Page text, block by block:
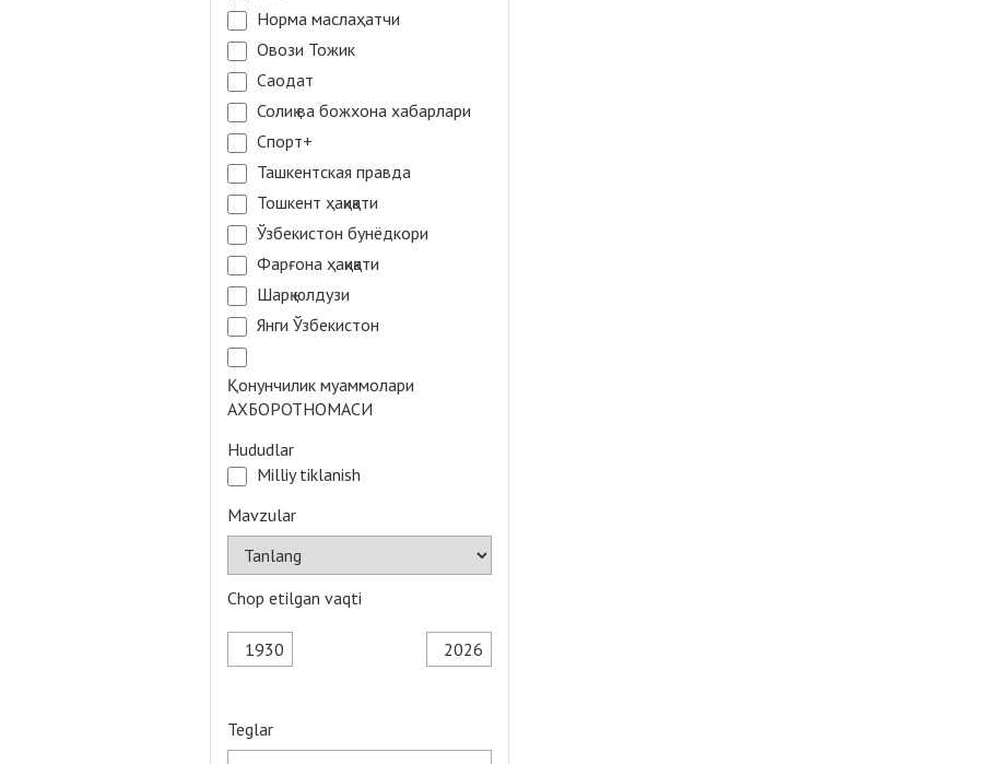
Норма маслаҳатчи
Овози Тожик
Саодат
Солиқ ва божхона хабарлари
Спорт+
Ташкентская правда
Тошкент ҳақиқати
Ўзбекистон бунёдкори
Фарғона ҳақиқати
Шарқ юлдузи
Янги Ўзбекистон
Қонунчилик муаммолари
АХБОРОТНОМАСИ
Hududlar
Milliy tiklanish
Mavzular
Chop etilgan vaqti
Teglar